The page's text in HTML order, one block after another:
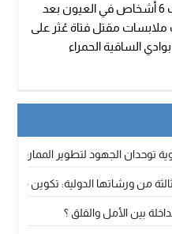
توقيف 6 أشخاص في العيون بعد
مقتل فتاة عُثر على
الساقية الحمراء
توحدان الجهود لتطوير الممارسة
من ورشاتها الدولية: تكوين
بين الأمل والقلق ؟